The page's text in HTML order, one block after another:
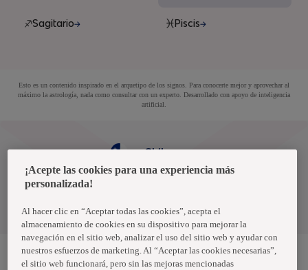
Sagitario Piscis
Esto es un contenido inspirado en el arquetipo de los signos. Para conocerte mejor y aprovechar al
máximo la astrología, nada como consultar con un experto. Desarrollado con apoyo de inteligencia
artificial.
Términos y condiciones
Chile
¡Acepte las cookies para una experiencia más
personalizada!
Al hacer clic en “Aceptar todas las cookies”, acepta el
almacenamiento de cookies en su dispositivo para mejorar la
navegación en el sitio web, analizar el uso del sitio web y ayudar con
nuestros esfuerzos de marketing. Al “Aceptar las cookies necesarias”,
el sitio web funcionará, pero sin las mejoras mencionadas